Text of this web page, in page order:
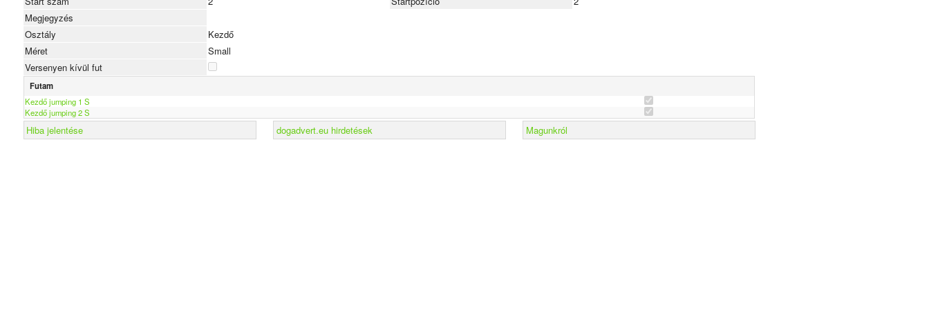
Megjegyzés
Osztály
Kezdő
Méret
Small
Versenyen kívül fut
Futam
Kezdő jumping 1 S
Kezdő jumping 2 S
Hiba jelentése dogadvert.eu hirdetések Magunkról